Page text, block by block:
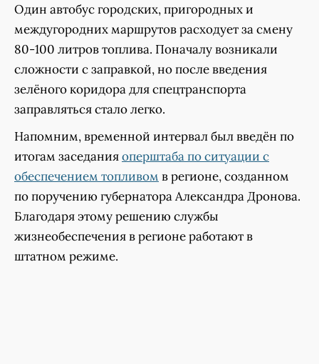
Один автобус городских, пригородных и
междугородних маршрутов расходует за смену
80-100 литров топлива. Поначалу возникали
сложности с заправкой, но после введения
зелёного коридора для спецтранспорта
заправляться стало легко.
Напомним, временной интервал был введён по
итогам заседанияоперштаба по ситуации с
обеспечением топливом в регионе, созданном
по поручению губернатора Александра Дронова.
Благодаря этому решению службы
жизнеобеспечения в регионе работают в
штатном режиме.